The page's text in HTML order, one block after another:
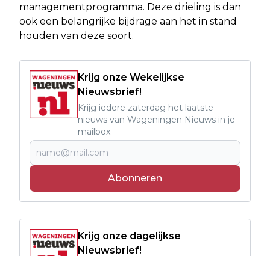
managementprogramma. Deze drieling is dan
ook een belangrijke bijdrage aan het in stand
houden van deze soort.
Krijg onze Wekelijkse
Nieuwsbrief!
Krijg iedere zaterdag het laatste
nieuws van Wageningen Nieuws in je
mailbox
Abonneren
Krijg onze dagelijkse
Nieuwsbrief!